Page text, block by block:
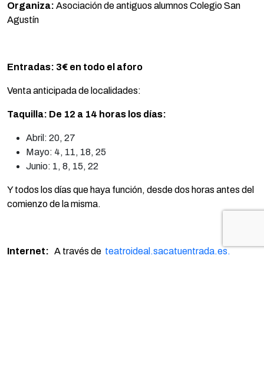
Organiza: Asociación de antiguos alumnos Colegio San
Agustín
Entradas: 3€ en todo el aforo
Venta anticipada de localidades:
Taquilla: De 12 a 14 horas los días:
Abril: 20, 27
Mayo: 4, 11, 18, 25
Junio: 1, 8, 15, 22
Y todos los días que haya función, desde dos horas antes del
comienzo de la misma.
Internet: A través de teatroideal.sacatuentrada.es.